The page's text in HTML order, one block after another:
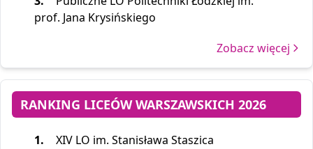
prof. Jana Krysińskiego
Zobacz więcej
RANKING LICEÓW WARSZAWSKICH 2026
1.
XIV LO im. Stanisława Staszica